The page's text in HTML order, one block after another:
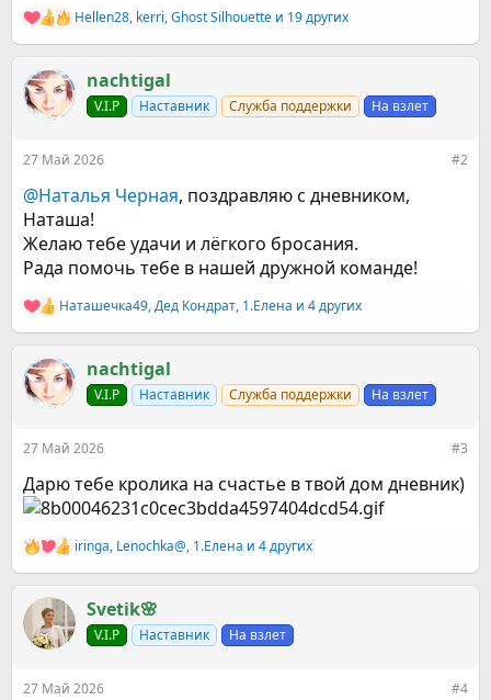
Р
е
к
ц
и
Hellen28, kerri,Ghost Silhouette и 19 других
nachtigal
V.I.P Наставник Служба поддержки На взлет
27 Май 2026 #2
@Наталья Черная, поздравляю с дневником,
Наташа!
Желаю тебе удачи и лёгкого бросания.
Рада помочь тебе в нашей дружной команде!
Р
е
к
ц
и
Наташечка49,Дед Кондрат, 1.Елена и 4 других
nachtigal
V.I.P Наставник Служба поддержки На взлет
27 Май 2026 #3
Дарю тебе кролика на счастье в твой дом дневник)
Р
е
к
ц
и
iringa, Lenochka@, 1.Елена и 4 других
Svetik🌸
V.I.P Наставник На взлет
27 Май 2026 #4